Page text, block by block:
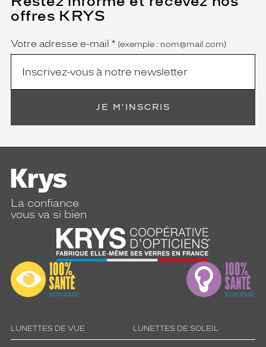
offres KRYS
Name
Votre adresse e-mail *
champ
est
obligatoire)
(exemple : nom@mail.com)
JE M'INSCRIS
La confiance
vous va si bien
LUNETTES DE VUE LUNETTES DE SOLEIL